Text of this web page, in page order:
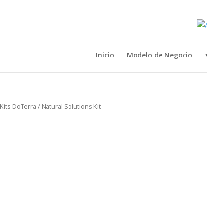
Inicio Modelo de Negocio
Kits DoTerra / Natural Solutions Kit